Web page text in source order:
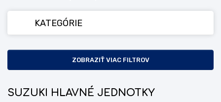
KATEGÓRIE
ZOBRAZIŤ VIAC FILTROV
SUZUKI HLAVNÉ JEDNOTKY